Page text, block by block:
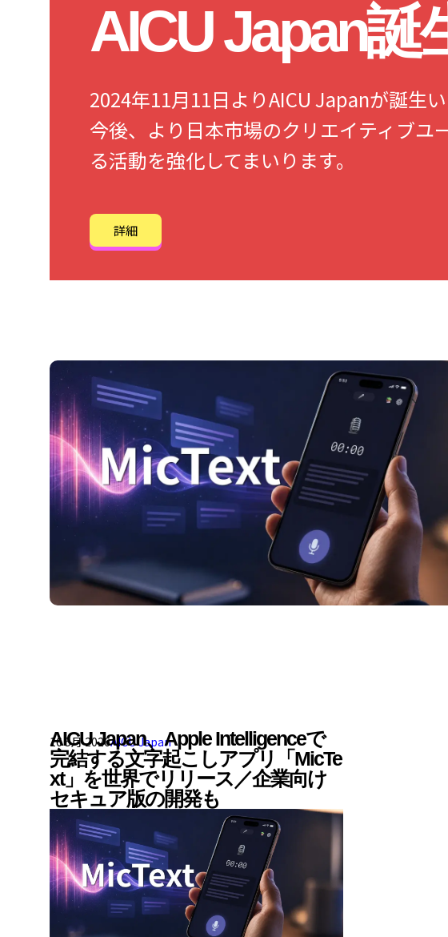
AICU Japan誕
2024年11月11日よりAICU Japanが誕生い
今後、より日本市場のクリエイティブユ
る活動を強化してまいります。
詳細
AICU Japan、Apple Intelligenceで
完結する文字起こしアプリ「MicTe
xt」を世界でリリース／企業向け
セキュア版の開発も
16 5月 2026AICU Japan